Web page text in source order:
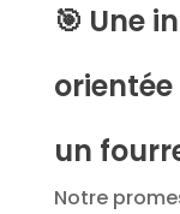
🎯 Une
un
Notre